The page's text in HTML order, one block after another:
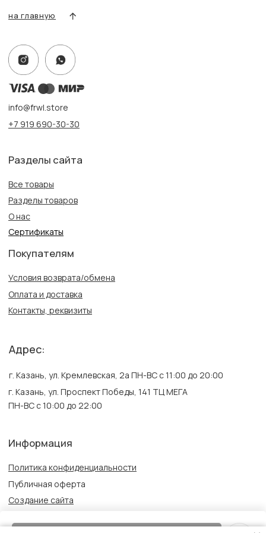
Информация
Политика конфиденциальности
Создание сайта
Адрес:
г. Казань, ул. Проспект Победы, 141 ТЦ МЕГА
ПН-ВС с 10:00 до 22:00